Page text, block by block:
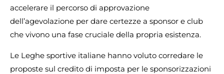
accelerare il percorso di approvazione
dell’agevolazione per dare certezze a sponsor e club
che vivono una fase cruciale della propria esistenza.
Le Leghe sportive italiane hanno voluto corredare le
proposte sul credito di imposta per le sponsorizzazioni